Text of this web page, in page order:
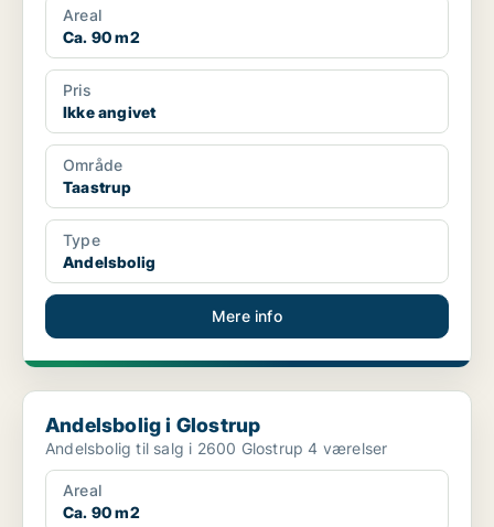
Areal
Ca. 90 m2
Pris
Ikke angivet
Område
Taastrup
Type
Andelsbolig
Mere info
Andelsbolig i Glostrup
Andelsbolig i Glostrup
Andelsbolig til salg i 2600 Glostrup 4 værelser
Areal
Ca. 90 m2